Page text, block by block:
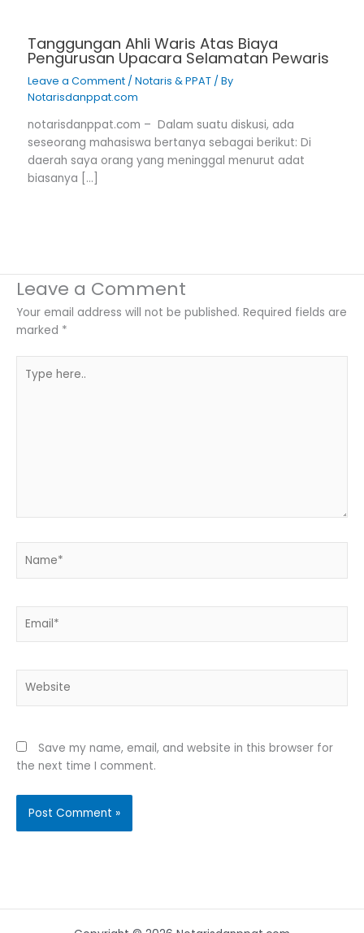
Tanggungan Ahli Waris Atas Biaya
Pengurusan Upacara Selamatan Pewaris
Leave a Comment /Notaris & PPAT / By
Notarisdanppat.com
notarisdanppat.com – Dalam suatu diskusi, ada
seseorang mahasiswa bertanya sebagai berikut: Di
daerah saya orang yang meninggal menurut adat
biasanya […]
Leave a Comment
Your email address will not be published. Required fields are
marked *
here..
Save my name, email, and website in this browser for
the next time I comment.